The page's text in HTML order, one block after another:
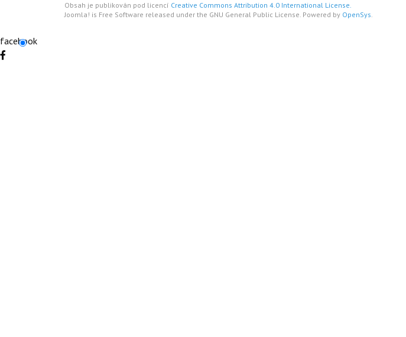
Obsah je publikován pod licencí Creative Commons Attribution 4.0 International License.
Joomla! is Free Software released under the GNU General Public License. Powered by OpenSys.
facebook